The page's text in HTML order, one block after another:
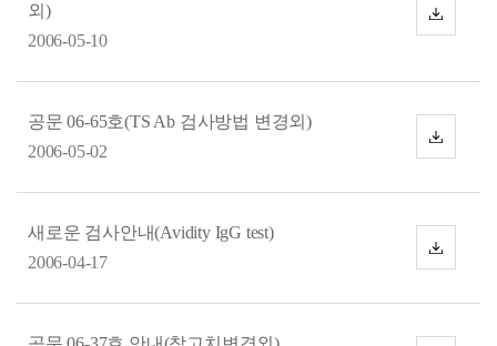
외)
2006-05-10
다
운
공문 06-65호(TS Ab 검사방법 변경외)
2006-05-02
다
운
드
새로운 검사안내(Avidity IgG test)
2006-04-17
다
운
드